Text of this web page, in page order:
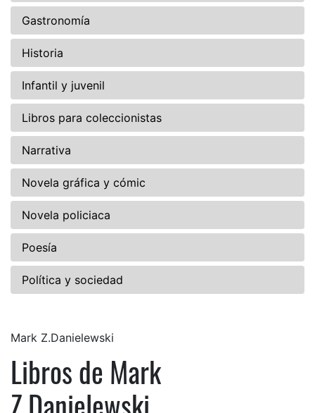
Gastronomía
Historia
Infantil y juvenil
Libros para coleccionistas
Narrativa
Novela gráfica y cómic
Novela policiaca
Poesía
Política y sociedad
Mark Z.Danielewski
Libros de Mark